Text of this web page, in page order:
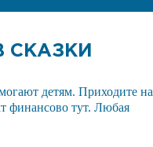
СКАЗКИ
детям. Приходите на
финансово тут. Любая